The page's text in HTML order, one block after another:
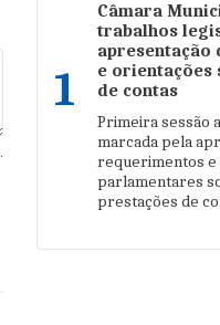
1
Câmara
trabalhos
apresentação
e orientações
de contas
Primeira sessão
marcada pela
requerimentos e
parlamentares
prestações de